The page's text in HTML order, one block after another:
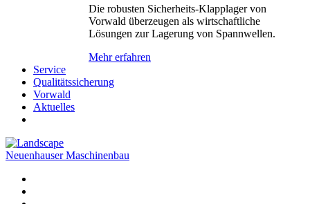
Die robusten Sicherheits-Klapplager von
Vorwald überzeugen als wirtschaftliche
Lösungen zur Lagerung von Spannwellen.
Mehr erfahren
Service
Qualitätssicherung
Vorwald
Aktuelles
Neuenhauser Maschinenbau